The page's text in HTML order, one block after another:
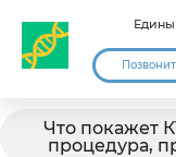
Что покажет
процедура,